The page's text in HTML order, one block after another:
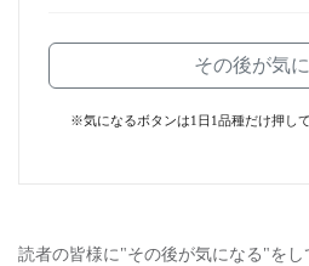
その後が気
※気になるボタンは1日1品種だけ押し
読者の皆様に"その後が気になる"をし